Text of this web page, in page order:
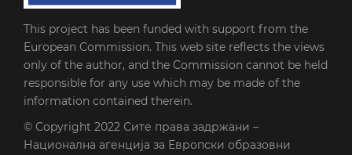
This project has been funded with support from the
European Commission. This web site reflects the views
only of the author, and the Commission cannot be held
responsible for any use which may be made of the
information contained therein.
© Copyright 2022 Сите права задржани –
Национална агенција за Европски образовни